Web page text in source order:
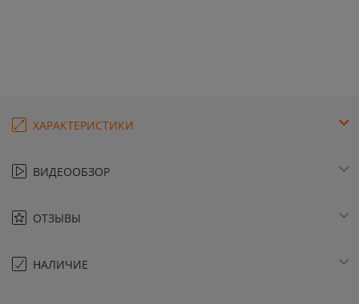
ХАРАКТЕРИСТИКИ
ВИДЕООБЗОР
ОТЗЫВЫ
НАЛИЧИЕ